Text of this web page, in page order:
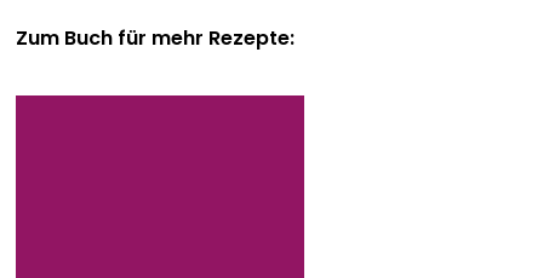
Zum Buch für mehr Rezepte: